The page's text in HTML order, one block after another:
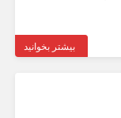
بیشتر بخوانید